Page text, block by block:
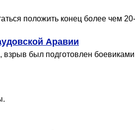
положить конец более чем
Аравии
был подготовлен